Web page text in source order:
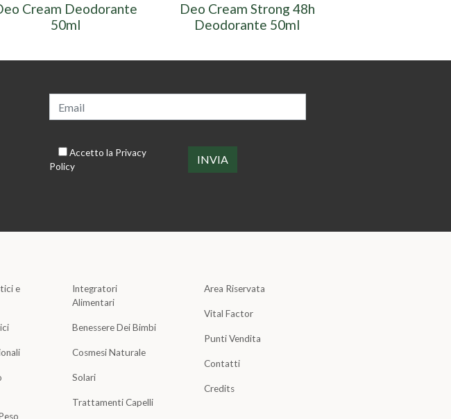
Cream Deodorante
50ml
Deo Cream Strong 48h
Deodorante 50ml
Accetto la Privacy
Policy
e
Integratori
Alimentari
Benessere Dei Bimbi
Cosmesi Naturale
Solari
Trattamenti Capelli
Area Riservata
Vital Factor
Punti Vendita
Contatti
Credits